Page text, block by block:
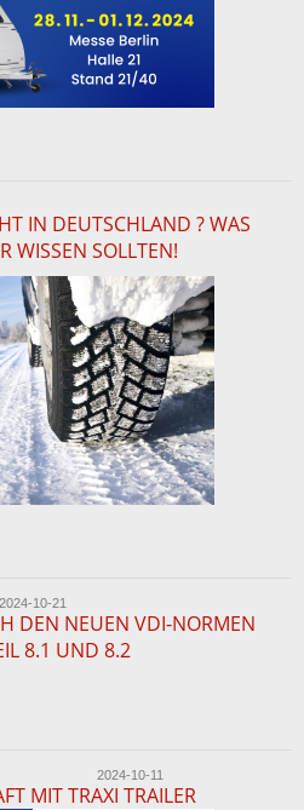
IN DEUTSCHLAND ? WAS
WISSEN SOLLTEN!
2024-10-21
DEN NEUEN VDI-NORMEN
8.1 UND 8.2
2024-10-11
MIT TRAXI TRAILER